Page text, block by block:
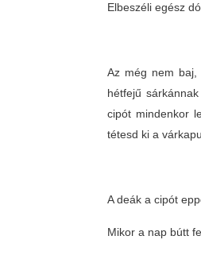
Elbeszéli egész
Az még nem
hétfejű
cipót mindenkor
tétesd ki a
A deák a cipót
Mikor a nap bútt